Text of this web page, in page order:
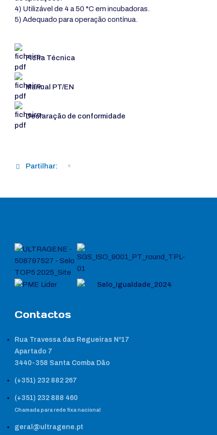
4) Utilizável de 4 a 50 °C em incubadoras.
5) Adequado para operação contínua.
Ficha Técnica
Manual PT/EN
Declaração de conformidade
Partilhar:
Contactos
Rua Travessa das Regueiras Nº17
Apartado 7
3440-358 Santa Comba Dão
(+351) 232 882 267
(+351) 232 888 460
Chamada para rede fixa nacional
geral@ultragene.pt